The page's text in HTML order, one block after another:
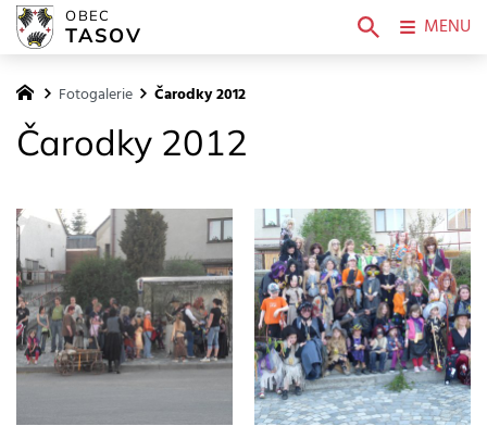
Fotogalerie Čarodky 2012
Čarodky 2012
OBEC
TASOV MENU